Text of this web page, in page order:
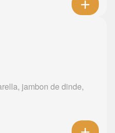
jambon de dinde,